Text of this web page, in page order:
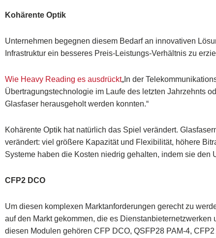
Kohärente Optik
Unternehmen begegnen diesem Bedarf an innovativen
Infrastruktur ein besseres Preis-Leistungs-Verhältnis zu
Wie Heavy Reading es ausdrückt„In der
Übertragungstechnologie im Laufe des letzten Jahrzehnts
Glasfaser herausgeholt werden konnten.“
Kohärente Optik hat natürlich das Spiel verändert.
verändert: viel größere Kapazität und Flexibilität, höhere
Systeme haben die Kosten niedrig gehalten, indem sie
CFP2 DCO
Um diesen komplexen Marktanforderungen gerecht zu
auf den Markt gekommen, die es
diesen Modulen gehören CFP DCO, QSFP28 PAM-4,